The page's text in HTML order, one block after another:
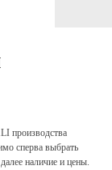
производства
сперва выбрать
наличие и цены.